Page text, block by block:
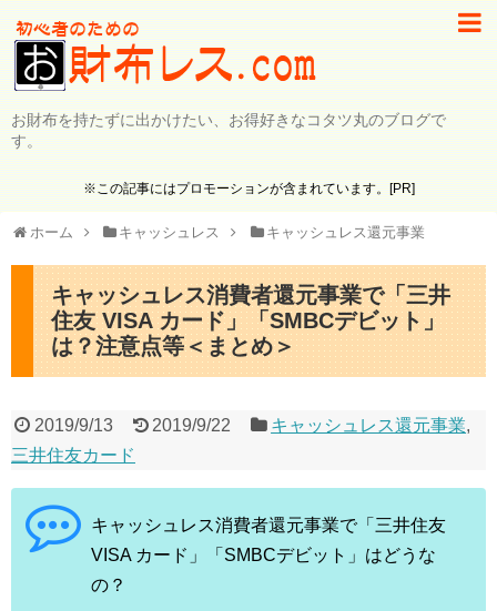
お財布を持たずに出かけたい、お得好きなコタツ丸のブログで
す。
※この記事にはプロモーションが含まれています。[PR]
ホーム キャッシュレス キャッシュレス還元事業
キャッシュレス消費者還元事業で「三井
住友 VISA カード」「SMBCデビット」
は？注意点等＜まとめ＞
2019/9/13 2019/9/22 キャッシュレス還元事業,
三井住友カード
キャッシュレス消費者還元事業で「三井住友
VISA カード」「SMBCデビット」はどうな
の？